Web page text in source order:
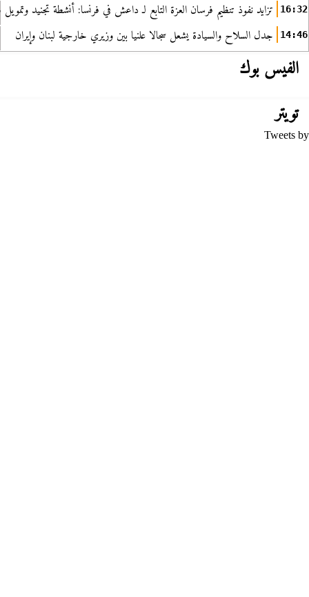
16:32 تزايد نفوذ تنظيم فرسان العزة التابع لـ داعش في فرنسا: أنشطة تجنيد
14:46 جدل السلاح والسيادة يشعل سجالا علنيا بين وزيري خارجية لبنان وإيران
الفيس بوك
تويتر
Tweets by